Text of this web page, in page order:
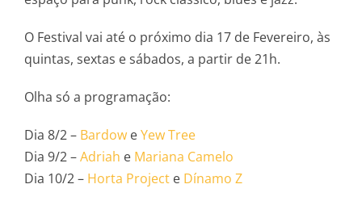
O Festival vai até o próximo dia 17 de Fevereiro, às
quintas, sextas e sábados, a partir de 21h.
Olha só a programação:
Dia 8/2 – Bardow eYew Tree
Dia 9/2 –Adriah e Mariana Camelo
Dia 10/2 – Horta Project e Dínamo Z